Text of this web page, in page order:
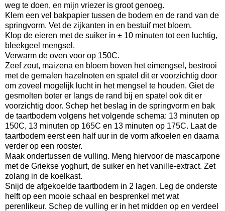
weg te doen, en mijn vriezer is groot genoeg.
Klem een vel bakpapier tussen de bodem en de rand van de
springvorm. Vet de zijkanten in en bestuif met bloem.
Klop de eieren met de suiker in ± 10 minuten tot een luchtig,
bleekgeel mengsel.
Verwarm de oven voor op 150C.
Zeef zout, maizena en bloem boven het eimengsel, bestrooi
met de gemalen hazelnoten en spatel dit er voorzichtig door
om zoveel mogelijk lucht in het mengsel te houden. Giet de
gesmolten boter er langs de rand bij en spatel ook dit er
voorzichtig door. Schep het beslag in de springvorm en bak
de taartbodem volgens het volgende schema: 13 minuten op
150C, 13 minuten op 165C en 13 minuten op 175C. Laat de
taartbodem eerst een half uur in de vorm afkoelen en daarna
verder op een rooster.
Maak ondertussen de vulling. Meng hiervoor de mascarpone
met de Griekse yoghurt, de suiker en het vanille-extract. Zet
zolang in de koelkast.
Snijd de afgekoelde taartbodem in 2 lagen. Leg de onderste
helft op een mooie schaal en besprenkel met wat
perenlikeur. Schep de vulling er in het midden op en verdeel